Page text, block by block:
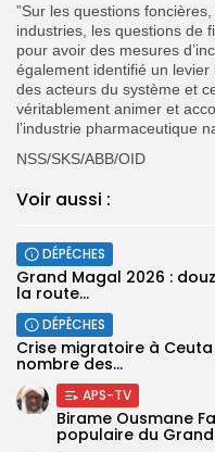
”Sur les questions
industries, les questions de
pour avoir des mesures
également identifié un levier
des acteurs du système et
véritablement animer et
l’industrie pharmaceutique
NSS/SKS/ABB/OID
Voir aussi :
DÉPÊCHES
Grand Magal 2026 :
la route...
DÉPÊCHES
Crise migratoire à
nombre des...
APS-TV
Birame Ousmane
populaire du